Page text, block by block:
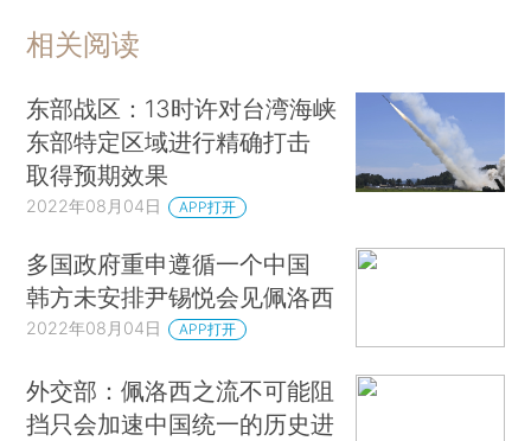
相关阅读
东部战区：13时许对台湾海峡
东部特定区域进行精确打击
取得预期效果
2022年08月04日 APP打开
多国政府重申遵循一个中国
韩方未安排尹锡悦会见佩洛西
2022年08月04日 APP打开
外交部：佩洛西之流不可能阻
挡只会加速中国统一的历史进